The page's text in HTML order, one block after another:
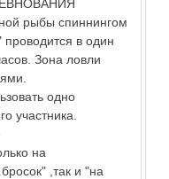
рыбы спиннингом
в один
Зона ловли
одно
участника.
на
,так и "на